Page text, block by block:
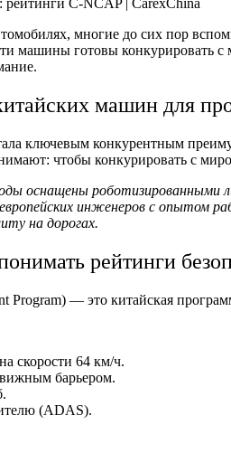
многие до сих пор
машины готовы конкурировать
машин для
ключевым конкурентным
чтобы конкурировать с
оснащены роботизированными
инженеров с опытом
на дорогах.
рейтинги
Program) — это китайская
скорости 64 км/ч.
барьером.
(ADAS).